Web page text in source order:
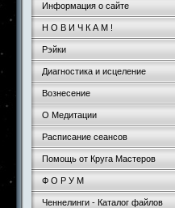
Информация о сайте
Н О В И Ч К А М !
Рэйки
Диагностика и исцеление
Вознесение
О Медитации
Расписание сеансов
Помощь от Круга Мастеров
Ф О Р У М
Ченнелинги - Каталог файлов